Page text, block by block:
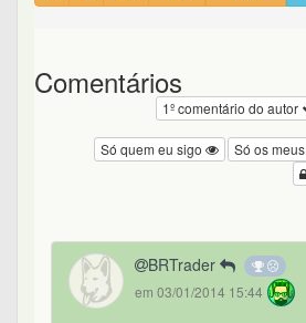
Comentários
1º comentário do autor
Só os meus
Só quem eu sigo
BRTrader
em 03/01/2014 15:44